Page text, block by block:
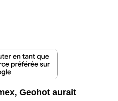
Geohot aurait